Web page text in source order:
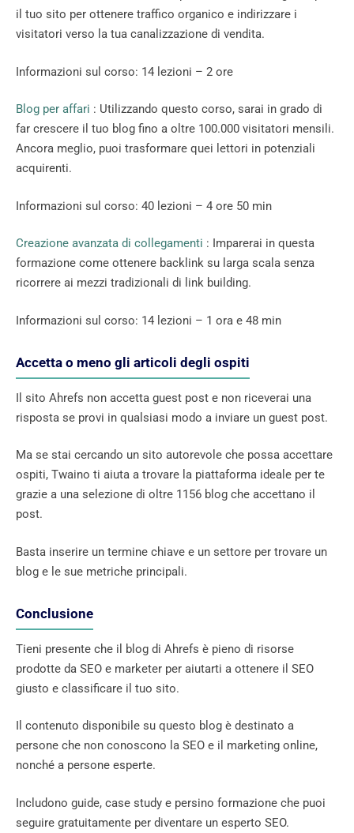
il tuo sito per ottenere traffico organico e indirizzare i
visitatori verso la tua canalizzazione di vendita.
Informazioni sul corso: 14 lezioni – 2 ore
Blog per affari : Utilizzando questo corso, sarai in grado di
far crescere il tuo blog fino a oltre 100.000 visitatori mensili.
Ancora meglio, puoi trasformare quei lettori in potenziali
acquirenti.
Informazioni sul corso: 40 lezioni – 4 ore 50 min
Creazione avanzata di collegamenti : Imparerai in questa
formazione come ottenere backlink su larga scala senza
ricorrere ai mezzi tradizionali di link building.
Informazioni sul corso: 14 lezioni – 1 ora e 48 min
Accetta o meno gli articoli degli ospiti
Il sito Ahrefs non accetta guest post e non riceverai una
risposta se provi in ​​​​qualsiasi modo a inviare un guest post.
Ma se stai cercando un sito autorevole che possa accettare
ospiti, Twaino ti aiuta a trovare la piattaforma ideale per te
grazie a una selezione di oltre 1156 blog che accettano il
post.
Basta inserire un termine chiave e un settore per trovare un
blog e le sue metriche principali.
Conclusione
Tieni presente che il blog di Ahrefs è pieno di risorse
prodotte da SEO e marketer per aiutarti a ottenere il SEO
giusto e classificare il tuo sito.
Il contenuto disponibile su questo blog è destinato a
persone che non conoscono la SEO e il marketing online,
nonché a persone esperte.
Includono guide, case study e persino formazione che puoi
seguire gratuitamente per diventare un esperto SEO.